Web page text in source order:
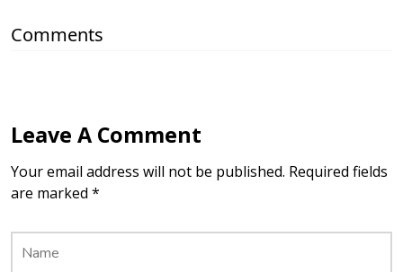
Comments
Leave A Comment
Your email address will not be published. Required fields
are marked *